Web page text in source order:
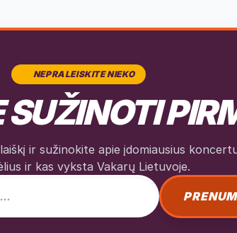
NEPRALEISKITE NIEKO
SUŽINOTI
ir sužinokite apie įdomiausius
ir kas vyksta Vakarų Lietuvoje.